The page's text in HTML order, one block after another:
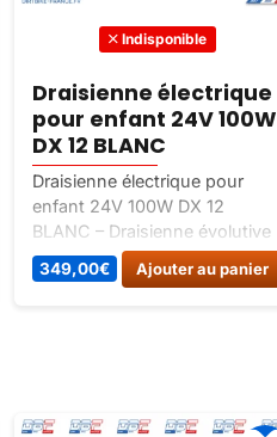
Indisponible
Draisienne électrique
pour enfant 24V 100W
DX 12 BLANC
Draisienne électrique pour
enfant 24V 100W DX 12
BLANC – Draisienne évolutive
pour enfants de 2 à 6 ans,
passant d’une draisienne
349,00€ Ajouter au panier